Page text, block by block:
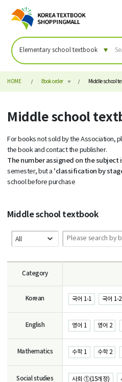
HOME Book order Middle school
Middle school
For books not sold by the Association,
the book and contact the publisher.
The number assigned on the subject
semester, but a 'classification by
school before purchase
Middle school textbook
Category
Korean 국어 1-1 국어 1-2
English 영어 1 영어 2
Mathematics 수학 1 수학 2
Social studies 사회 ①(15개정)